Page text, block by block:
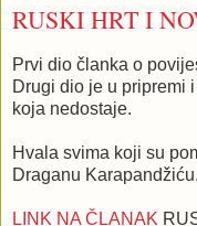
RUSKI HRT I
Prvi dio članka o
Drugi dio je u pripremi
koja nedostaje.
Hvala svima koji su
Draganu Karapandžiću.
LINK NA ČLANAK